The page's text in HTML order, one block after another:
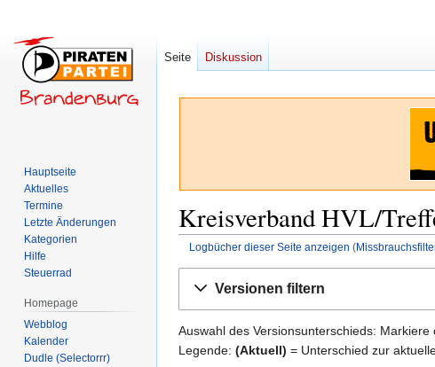
Kreisverband HVL/
Logbücher dieser Seite anzeigen (
Navigation
Suche
Versionen filtern
Auswahl des Versionsunterschieds:
Legende: (Aktuell) = Unterschied zur
Seite Diskussion
Hauptseite
Aktuelles
Termine
Letzte Änderungen
Kategorien
Hilfe
Steuerrad
Homepage
Webblog
Kalender
Dudle (Selectorrr)